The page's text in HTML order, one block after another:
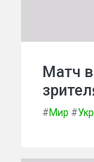
Матч
#Мир #